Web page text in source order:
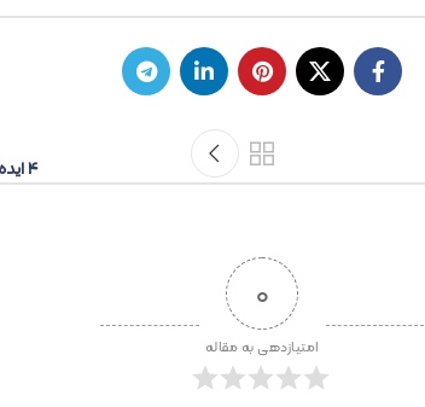
۴ ایده چیدن میز مزه با دنیایی از پنیرهای طبیعی
0
امتیازدهی به مقاله